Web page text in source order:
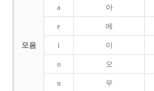
모음
a 아
e 에
i 이
o 오
u 우